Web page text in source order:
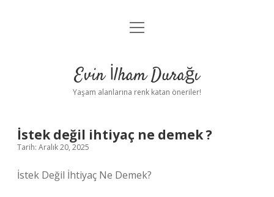
Anasayfa
Yasal Uyarı
menüyü
Evin İlham Durağı
Yaşam alanlarına renk katan öneriler!
İstek değil ihtiyaç ne demek ?
Tarih: Aralık 20, 2025
İstek Değil İhtiyaç Ne Demek?